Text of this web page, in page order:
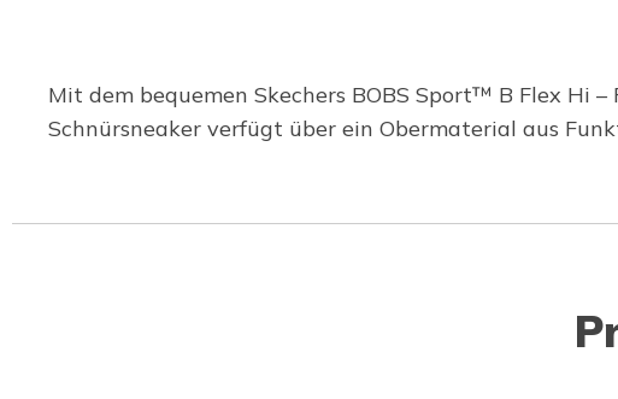
Mit dem bequemen Skechers BOBS Sport™ B Flex Hi
Schnürsneaker verfügt über ein Obermaterial aus